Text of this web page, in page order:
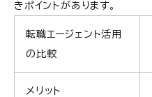
きポイントがあります。
転職エージェント活用
の比較
メリット